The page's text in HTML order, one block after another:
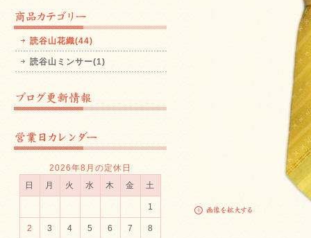
読谷山花織(44)
読谷山ミンサー(1)
2026年8月の定休日
日
月 火 水 木 金 土
1
2 3 4 5 6 7 8